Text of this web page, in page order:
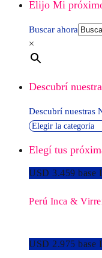
Elijo Mi
Buscar ahora
×
Descubrí
Descubrí nuestras
Elegí tus
USD 3.459 base
Perú Inca &
USD 2.975 base